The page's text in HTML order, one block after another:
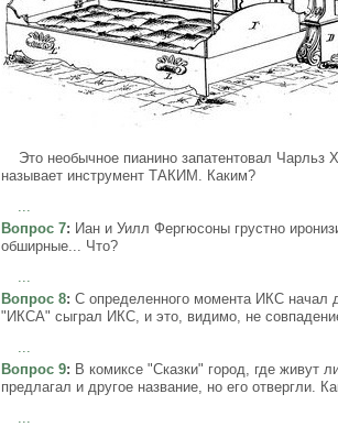
Это необычное пианино запатентовал Чарльз
называет инструмент ТАКИМ. Каким?
...
Вопрос 7: Иан и Уилл Фергюсоны грустно
обширные... Что?
Вопрос 8: С определенного момента ИКС начал
"ИКСА" сыграл ИКС, и это, видимо, не
Вопрос 9: В комиксе "Сказки" город, где живут
предлагал и другое название, но его отвергли.